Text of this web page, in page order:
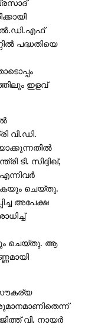
പദ്ധതിയെ
ഇളവ്
വി.ഡി.
ടി. സിദ്ദിഖ്,
ചെയ്തു.
അപേക്ഷ
ചെയ്തു. ആ
വി. നായർ